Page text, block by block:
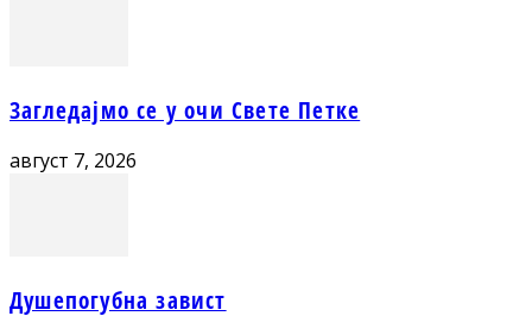
Загледајмо се у очи Свете Петке
август 7, 2026
Душепогубна завист